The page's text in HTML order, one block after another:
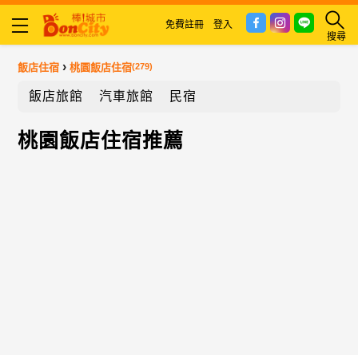
搜尋
免費註冊 登入
飯店住宿 ›桃園飯店住宿(279)
飯店旅館 汽車旅館 民宿
桃園飯店住宿推薦